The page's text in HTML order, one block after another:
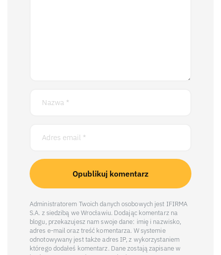
Administratorem Twoich danych osobowych jest IFIRMA
S.A. z siedzibą we Wrocławiu. Dodając komentarz na
blogu, przekazujesz nam swoje dane: imię i nazwisko,
adres e-mail oraz treść komentarza. W systemie
odnotowywany jest także adres IP, z wykorzystaniem
którego dodałeś komentarz. Dane zostają zapisane w